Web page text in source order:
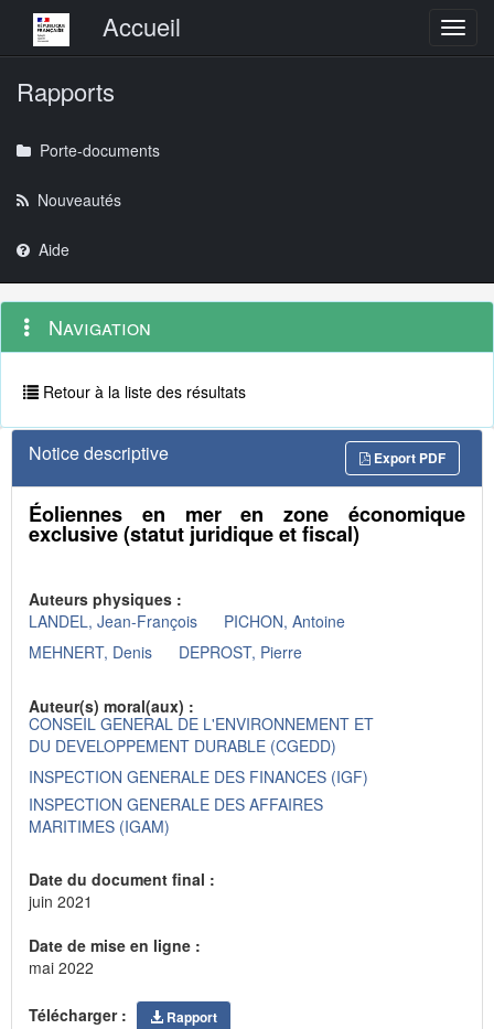
Menu principalAccueil
Rapports
Porte-documents
Nouveautés
Aide
Navigation
outils
Menu
contextuel
Navigation
Retour à la liste des résultats
Notice descriptive Export PDF
Éoliennes en mer en zone économique
exclusive (statut juridique et fiscal)
Auteurs physiques :
LANDEL, Jean-François
PICHON, Antoine
MEHNERT, Denis
DEPROST, Pierre
Auteur(s) moral(aux) :
CONSEIL GENERAL DE L'ENVIRONNEMENT ET
DU DEVELOPPEMENT DURABLE (CGEDD)
INSPECTION GENERALE DES FINANCES (IGF)
INSPECTION GENERALE DES AFFAIRES
MARITIMES (IGAM)
Date du document final :
juin 2021
Date de mise en ligne :
mai 2022
Télécharger : Rapport